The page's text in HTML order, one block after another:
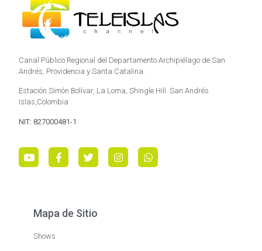
Canal Público Regional del Departamento Archipiélago de San
Andrés, Providencia y Santa Catalina.
Estación Simón Bolívar, La Loma, Shingle Hill. San Andrés
Islas,Colombia
NIT: 827000481-1
Mapa de Sitio
Shows